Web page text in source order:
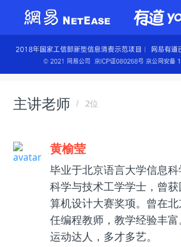
主讲老师 2位
黄榆莹
毕业于北京语言大学信息
科学与技术工学学士，曾
算机设计大赛奖项。曾在
任编程教师，教学经验丰富
运动达人，多才多艺。